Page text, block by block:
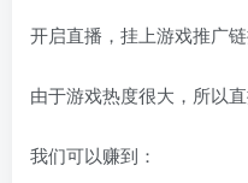
开启直播，挂上游戏推广
由于游戏热度很大，所以直
我们可以赚到：